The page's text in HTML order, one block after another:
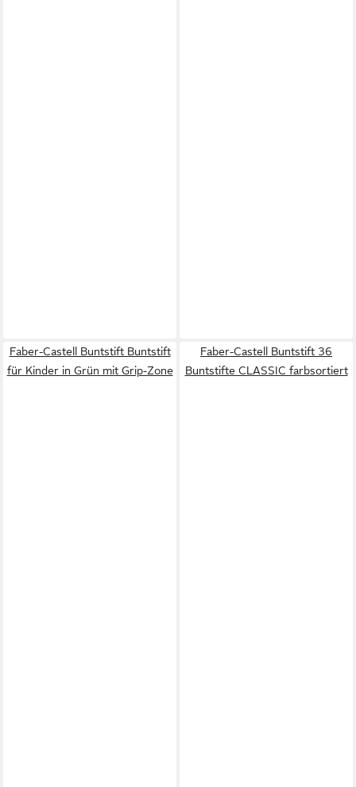
Faber-Castell Buntstift Buntstift
für Kinder in Grün mit Grip-Zone
Faber-Castell Buntstift 36
Buntstifte CLASSIC farbsortiert